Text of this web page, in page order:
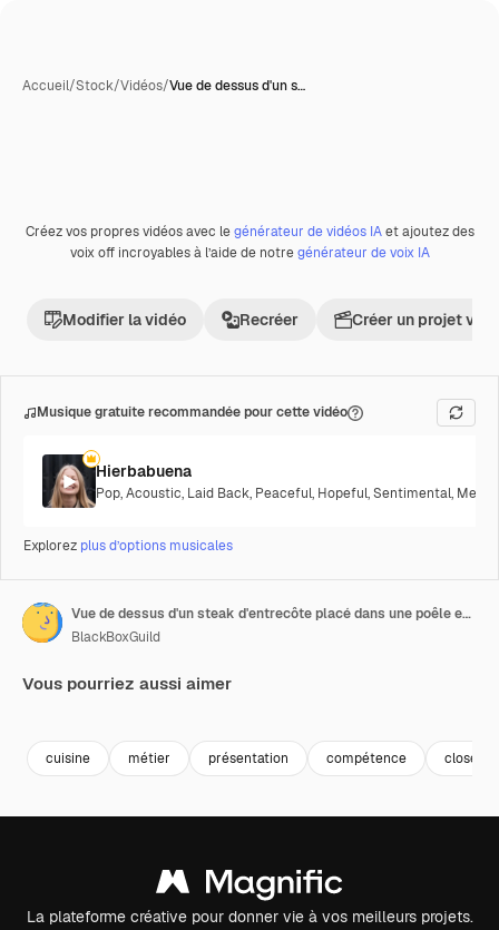
Accueil/Stock/Vidéos/Vue de dessus d'un s…
Premium
Créez vos propres vidéos avec legénérateur de vidéos IAet ajoutez des
voix off incroyables à l’aide de notregénérateur de voix IA
Modifier la vidéo Recréer Créer un projet
Musique gratuite recommandée pour cette vidéo
Hierbabuena
Pop,Acoustic, Laid Back, Peaceful, Hopeful,Sentimental,
Explorez plus d’options musicales
Vue de dessus d'un steak d'entrecôte placé dans une poêle en fonte
BlackBoxGuild
Vous pourriez aussi aimer
cuisine métier présentation compétence closeup
La plateforme créative pour donner vie à vos meilleurs projets.